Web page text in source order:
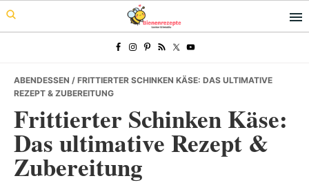
Skip
to
Skip
to
Skip
to
ABENDESSEN / FRITTIERTER SCHINKEN KÄSE: DAS ULTIMATIVE
REZEPT & ZUBEREITUNG
Frittierter Schinken Käse:
Das ultimative Rezept &
Zubereitung